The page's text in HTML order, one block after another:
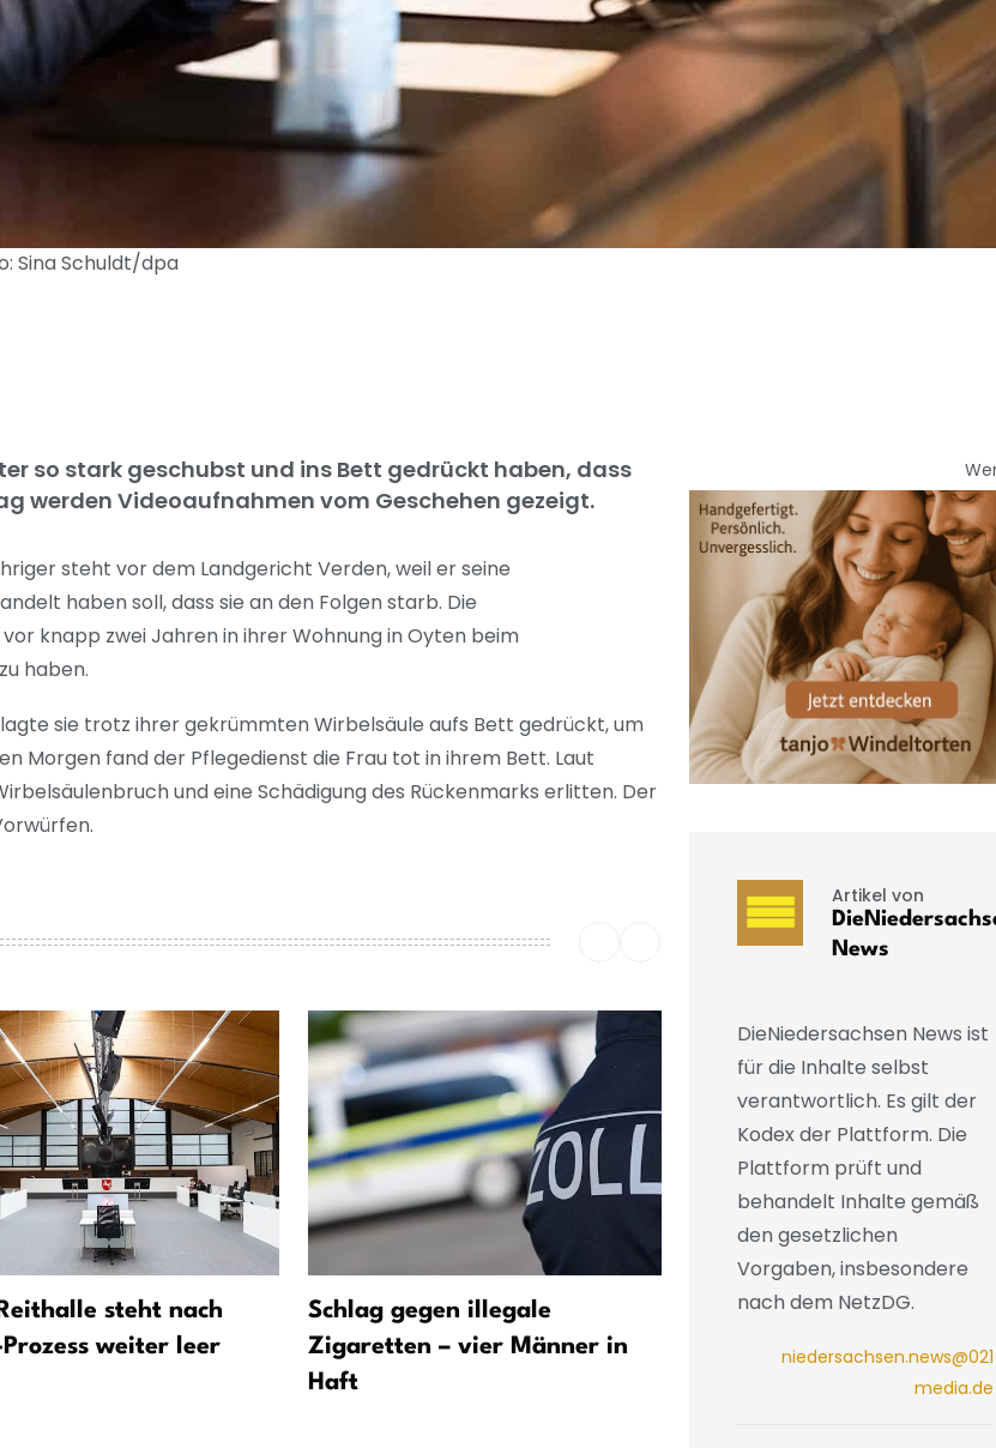
Sina Schuldt/dpa
so stark geschubst und ins Bett gedrückt haben, dass
werden Videoaufnahmen vom Geschehen gezeigt.
steht vor dem Landgericht Verden, weil er seine
haben soll, dass sie an den Folgen starb. Die
knapp zwei Jahren in ihrer Wohnung in Oyten beim
haben.
sie trotz ihrer gekrümmten Wirbelsäule aufs Bett gedrückt, um
Morgen fand der Pflegedienst die Frau tot in ihrem Bett. Laut
und eine Schädigung des Rückenmarks erlitten. Der
steht nach
weiter leer
Schlag gegen illegale
Zigaretten – vier Männer in
Haft
Berufssoldat wegen
Vergewaltigung von
Kameradin vor Gericht
Artikel von
News
DieNiedersachsen News ist
für die Inhalte selbst
verantwortlich. Es gilt der
Kodex der Plattform. Die
Plattform prüft und
behandelt Inhalte gemäß
den gesetzlichen
Vorgaben, insbesondere
nach dem NetzDG.
niedersachsen.news@021
media.de